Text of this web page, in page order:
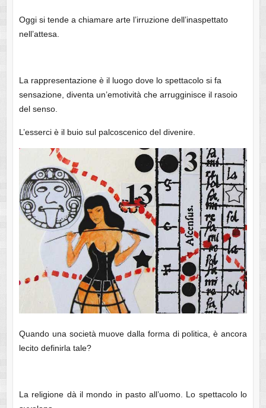
Oggi si tende a chiamare arte l’irruzione dell’inaspettato
nell’attesa.
La rappresentazione è il luogo dove lo spettacolo si fa
sensazione, diventa un’emotività che arrugginisce il rasoio
del senso.
L’esserci è il buio sul palcoscenico del divenire.
Quando una società muove dalla forma di politica, è ancora
lecito definirla tale?
La religione dà il mondo in pasto all’uomo. Lo spettacolo lo